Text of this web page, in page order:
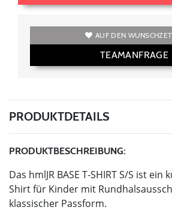
AUF DEN
TEAMANFRAGE
PRODUKTDETAILS
PRODUKTBESCHREIBUNG:
Das hmlJR BASE T-SHIRT S/S ist ein
Shirt für Kinder mit
klassischer Passform.